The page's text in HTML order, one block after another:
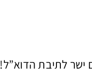
ישר לתיבת הדוא”ל!